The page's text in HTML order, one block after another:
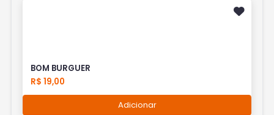
BOM BURGUER
R$ 19,00
Adicionar